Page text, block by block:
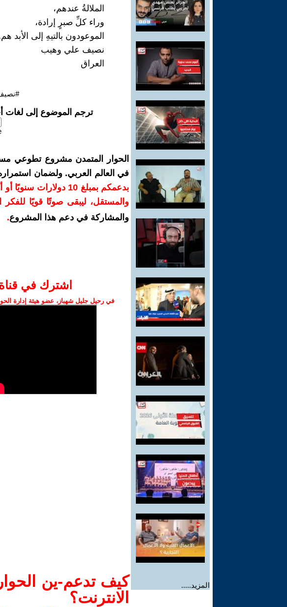
المزيد.....
الملالةُ عندهم،
وراء كلِّ صبرٍ إرادة،
الموعودون بالتيهِ إلى الأبد
نصيف علي وهيب
العراق
ترجم الموضوع إلى لغات
الحوار المتمدن مشروع تطوعي
في العالم العربي. ولضمان
بدعمكم بمبلغ 10
والمستقل، ليبقى صوتًا قويًا للفكر
والمشاركة في دعم هذا المشروع.
اشترك في
في رحيل جليل شهباز، عضو هيئة إدارة
كيف تدعم-ين
الانترنت؟